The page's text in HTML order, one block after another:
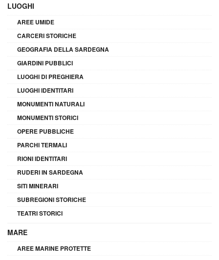
LUOGHI
AREE UMIDE
CARCERI STORICHE
GEOGRAFIA DELLA SARDEGNA
GIARDINI PUBBLICI
LUOGHI DI PREGHIERA
LUOGHI IDENTITARI
MONUMENTI NATURALI
MONUMENTI STORICI
OPERE PUBBLICHE
PARCHI TERMALI
RIONI IDENTITARI
RUDERI IN SARDEGNA
SITI MINERARI
SUBREGIONI STORICHE
TEATRI STORICI
MARE
AREE MARINE PROTETTE